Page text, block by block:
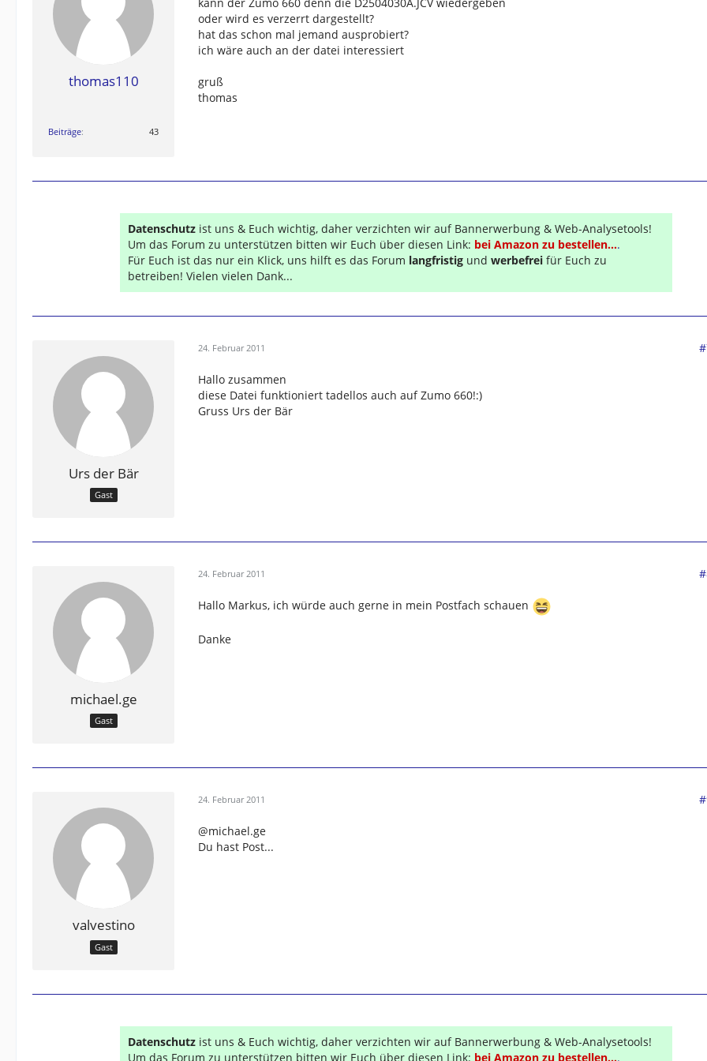
thomas110
Beiträge 43
oder wird es verzerrt dargestellt?
hat das schon mal jemand ausprobiert?
ich wäre auch an der datei interessiert
gruß
thomas
Datenschutz ist uns & Euch wichtig, daher verzichten wir auf Bannerwerbung & Web-Analysetools!
Um das Forum zu unterstützen bitten wir Euch über diesen Link: bei Amazon zu bestellen....
Für Euch ist das nur ein Klick, uns hilft es das Forum langfristig und werbefrei für Euch zu
betreiben! Vielen vielen Dank...
Urs der Bär
Gast
24. Februar 2011
Hallo zusammen
diese Datei funktioniert tadellos auch auf Zumo 660!:)
Gruss Urs der Bär
michael.ge
Gast
24. Februar 2011
Hallo Markus, ich würde auch gerne in mein Postfach schauen
Danke
valvestino
Gast
24. Februar 2011
@michael.ge
Du hast Post...
Datenschutz ist uns & Euch wichtig, daher verzichten wir auf Bannerwerbung & Web-Analysetools!
Um das Forum zu unterstützen bitten wir Euch über diesen Link: bei Amazon zu bestellen....